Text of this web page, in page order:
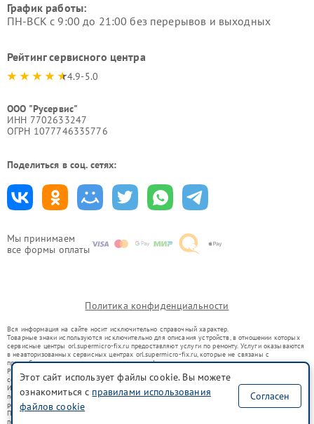
Мы принимаем
все формы оплаты
График работы:
ПН-ВСК с 9:00 до 21:00 без перерывов и выходных
Рейтинг сервисного центра
4.9-5.0
ООО "Русервис"
ИНН 7702633247
ОГРН 1077746335776
Поделиться в соц. сетях:
Политика конфиденциальности
Вся информация на сайте носит исключительно справочный характер.
Товарные знаки используются исключительно для описания устройств, в отношении которых
сервисные центры orl.supermicro-fix.ru предоставляют услуги по ремонту. Услуги оказываются
в неавторизованных сервисных центрах orl.supermicro-fix.ru, которые не связаны с
правообладателями товарных знаков или их официальными представителями.
Ремонт осуществляется для устройств, уже введенных в гражданский оборот в соответствии
со статьей 1487 ГК РФ.
Использование товарных знаков не преследует цели индивидуализации услуг или введения
потребителей в заблуждение, а служит для информирования о предоставляемых услугах по
ремонту техники указанных брендов.
Представленная на сайте информация не является публичной офертой, определяемой
положениями Статьи 437(2) Гражданского кодекса РФ
Этот сайт использует файлы cookie. Вы можете
ознакомиться с правилами использования
файлов cookie
Согласен